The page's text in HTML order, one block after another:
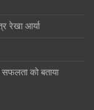
रेखा आर्या
को बताया